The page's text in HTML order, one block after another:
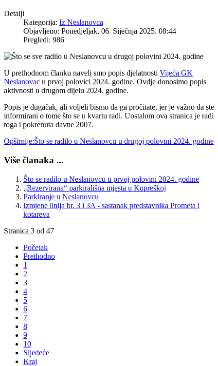
Detalji
Kategorija: Iz Neslanovca
Objavljeno: Ponedjeljak, 06. Siječnja 2025. 08:44
Pregledi: 986
U prethodnom članku naveli smo popis djelatnosti Vijeća GK
Neslanovac u prvoj polovici 2024. godine. Ovdje donosimo popis
aktivnosti u drugom dijelu 2024. godine.
Popis je dugačak, ali voljeli bismo da ga pročitate, jer je važno da ste
informirani o tome što se u kvartu radi. Uostalom ova stranica je radi
toga i pokrenuta davne 2007.
Opširnije:Što se radilo u Neslanovcu u drugoj polovini 2024. godine
Više članaka ...
Što se radilo u Neslanovcu u prvoj polovini 2024. godine
„Rezervirana“ parkirališna mjesta u Kupreškoj
Parkiranje u Neslanovcu
Izmjene linija br. 3 i 3A - sastanak predstavnika Prometa i
kotareva
Stranica 3 od 47
Početak
Prethodno
1
2
3
4
5
6
7
8
9
10
Sljedeće
Kraj